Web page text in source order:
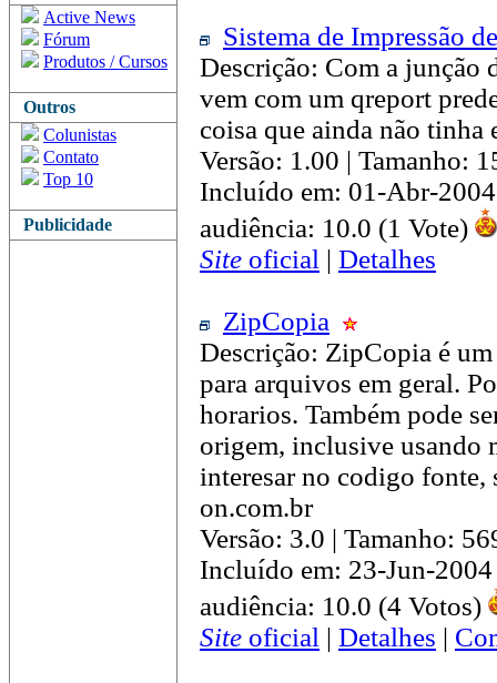
Active News
Fórum
Produtos / Cursos
Outros
Colunistas
Contato
Top 10
Publicidade
Sistema de Impressão
Descrição: Com a junção
vem com um qreport
coisa que ainda não
Versão: 1.00 | Tamanho:
Incluído em: 01-Abr-
audiência: 10.0 (1 Vote)
Site oficial | Detalhes
ZipCopia
Descrição: ZipCopia é
para arquivos em geral.
horarios. Também pode
origem, inclusive usando
interesar no codigo
on.com.br
Versão: 3.0 | Tamanho:
Incluído em: 23-Jun-
audiência: 10.0 (4 Votos)
Site oficial | Detalhes |